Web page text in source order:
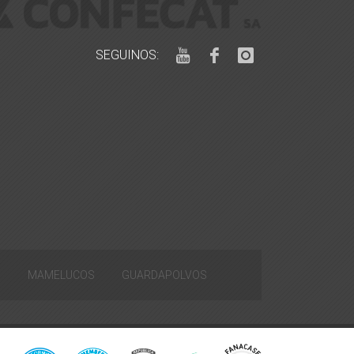
SEGUINOS:
MAMELUCOS GUARDAPOLVOS